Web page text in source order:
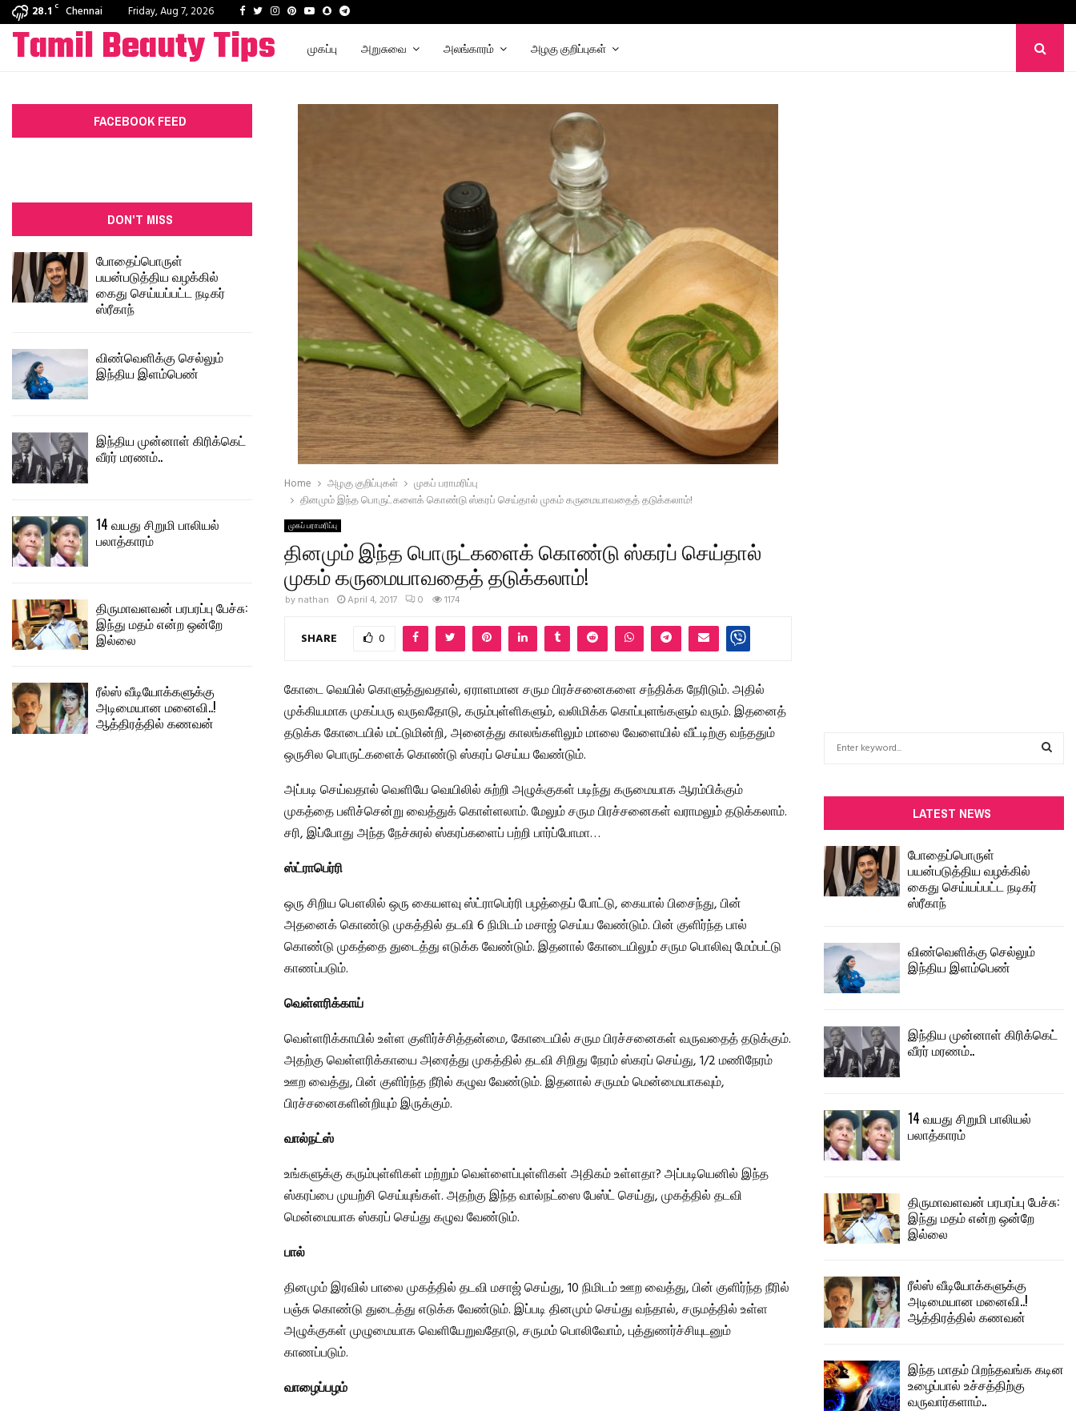
28.1 C Chennai Friday, Aug 7, 2026 Facebook
TwitterInstagram
PinterestYoutube
SnapchatTelegram
Tamil Beauty Tips முகப்பு அறுசுவை அலங்காரம் அழகு குறிப்புகள்
Home அழகு குறிப்புகள்
முகப் பராமரிப்பு
தினமும் இந்த பொருட்களைக் கொண்டு ஸ்கரப் செய்தால் முகம் கருமையாவதைத் தடுக்கலாம்!
முகப் பராமரிப்பு
தினமும் இந்த பொருட்களைக் கொண்டு ஸ்கரப் செய்தால்
முகம் கருமையாவதைத் தடுக்கலாம்!
by nathan April 4, 2017 0 1174
SHARE 0
கோடை வெயில் கொளுத்துவதால், ஏராளமான சரும பிரச்சனைகளை சந்திக்க நேரிடும். அதில்
முக்கியமாக முகப்பரு வருவதோடு, கரும்புள்ளிகளும், வலிமிக்க கொப்புளங்களும் வரும். இதனைத்
தடுக்க கோடையில் மட்டுமின்றி, அனைத்து காலங்களிலும் மாலை வேளையில் வீட்டிற்கு வந்ததும்
ஒருசில பொருட்களைக் கொண்டு ஸ்கரப் செய்ய வேண்டும்.
அப்படி செய்வதால் வெளியே வெயிலில் சுற்றி அழுக்குகள் படிந்து கருமையாக ஆரம்பிக்கும்
முகத்தை பளிச்சென்று வைத்துக் கொள்ளலாம். மேலும் சரும பிரச்சனைகள் வராமலும் தடுக்கலாம்.
சரி, இப்போது அந்த நேச்சுரல் ஸ்கரப்களைப் பற்றி பார்ப்போமா…
ஸ்ட்ராபெர்ரி
ஒரு சிறிய பௌலில் ஒரு கையளவு ஸ்ட்ராபெர்ரி பழத்தைப் போட்டு, கையால் பிசைந்து, பின்
அதனைக் கொண்டு முகத்தில் தடவி 6 நிமிடம் மசாஜ் செய்ய வேண்டும். பின் குளிர்ந்த பால்
கொண்டு முகத்தை துடைத்து எடுக்க வேண்டும். இதனால் கோடையிலும் சரும பொலிவு மேம்பட்டு
காணப்படும்.
வெள்ளரிக்காய்
வெள்ளரிக்காயில் உள்ள குளிர்ச்சித்தன்மை, கோடையில் சரும பிரச்சனைகள் வருவதைத் தடுக்கும்.
அதற்கு வெள்ளரிக்காயை அரைத்து முகத்தில் தடவி சிறிது நேரம் ஸ்கரப் செய்து, 1/2 மணிநேரம்
ஊற வைத்து, பின் குளிர்ந்த நீரில் கழுவ வேண்டும். இதனால் சருமம் மென்மையாகவும்,
பிரச்சனைகளின்றியும் இருக்கும்.
வால்நட்ஸ்
உங்களுக்கு கரும்புள்ளிகள் மற்றும் வெள்ளைப்புள்ளிகள் அதிகம் உள்ளதா? அப்படியெனில் இந்த
ஸ்கரப்பை முயற்சி செய்யுங்கள். அதற்கு இந்த வால்நட்ஸை பேஸ்ட் செய்து, முகத்தில் தடவி
மென்மையாக ஸ்கரப் செய்து கழுவ வேண்டும்.
பால்
தினமும் இரவில் பாலை முகத்தில் தடவி மசாஜ் செய்து, 10 நிமிடம் ஊற வைத்து, பின் குளிர்ந்த நீரில்
பஞ்சு கொண்டு துடைத்து எடுக்க வேண்டும். இப்படி தினமும் செய்து வந்தால், சருமத்தில் உள்ள
அழுக்குகள் முழுமையாக வெளியேறுவதோடு, சருமம் பொலிவோம், புத்துணர்ச்சியுடனும்
காணப்படும்.
வாழைப்பழம்
FACEBOOK FEED
DON'T MISS
போதைப்பொருள்
பயன்படுத்திய வழக்கில்
கைது செய்யப்பட்ட நடிகர்
ஸ்ரீகாந்
விண்வெளிக்கு செல்லும்
இந்திய இளம்பெண்
இந்திய முன்னாள் கிரிக்கெட்
வீரர் மரணம்..
14 வயது சிறுமி பாலியல்
பலாத்காரம்
திருமாவளவன் பரபரப்பு பேச்சு:
இந்து மதம் என்ற ஒன்றே
இல்லை
ரீல்ஸ் வீடியோக்களுக்கு
அடிமையான மனைவி..!
ஆத்திரத்தில் கணவன்
f
o
r
:
LATEST NEWS
போதைப்பொருள்
பயன்படுத்திய வழக்கில்
கைது செய்யப்பட்ட நடிகர்
ஸ்ரீகாந்
விண்வெளிக்கு செல்லும்
இந்திய இளம்பெண்
இந்திய முன்னாள் கிரிக்கெட்
வீரர் மரணம்..
14 வயது சிறுமி பாலியல்
பலாத்காரம்
திருமாவளவன் பரபரப்பு பேச்சு:
இந்து மதம் என்ற ஒன்றே
இல்லை
ரீல்ஸ் வீடியோக்களுக்கு
அடிமையான மனைவி..!
ஆத்திரத்தில் கணவன்
இந்த மாதம் பிறந்தவங்க கடின
உழைப்பால் உச்சத்திற்கு
வருவார்களாம்..